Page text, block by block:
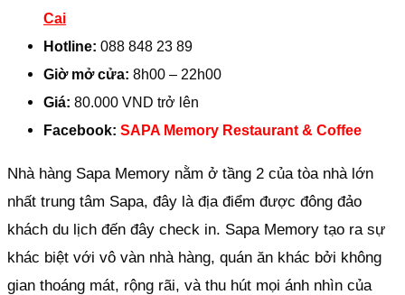
Cai
Hotline: 088 848 23 89
Giờ mở cửa: 8h00 – 22h00
Giá: 80.000 VND trở lên
Facebook: SAPA Memory Restaurant & Coffee
Nhà hàng Sapa Memory nằm ở tầng 2 của tòa nhà lớn
nhất trung tâm Sapa, đây là địa điểm được đông đảo
khách du lịch đến đây check in. Sapa Memory tạo ra sự
khác biệt với vô vàn nhà hàng, quán ăn khác bởi không
gian thoáng mát, rộng rãi, và thu hút mọi ánh nhìn của